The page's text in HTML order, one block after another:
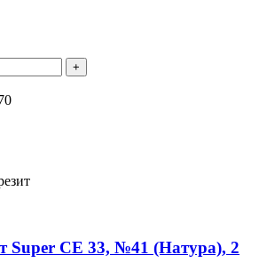
Super CE 33, №41 (Натура), 2